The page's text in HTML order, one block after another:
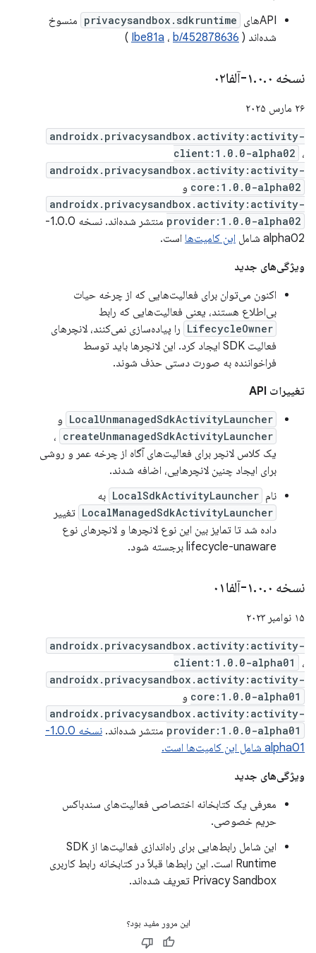
APIهای
privacysandbox.sdkruntime منسوخ
شده‌اند (
Ibe81a ، b/452878636
)
نسخه ۱ .۰.۰-آلفا۰۲
۲۶ مارس ۲۰۲۵
androidx.privacysandbox.activity:activity-
client:1.0.0-alpha02 ،
androidx.privacysandbox.activity:activity-
core:1.0.0-alpha02 و
androidx.privacysandbox.activity:activity-
provider:1.0.0-alpha02
منتشر شده‌اند. نسخه 1.0.0-
alpha02 شامل
این کامیت‌ها است.
ویژگی‌های جدید
اکنون می‌توان برای فعالیت‌هایی که از چرخه حیات
بی‌اطلاع هستند، یعنی فعالیت‌هایی که رابط
LifecycleOwner را پیاده‌سازی نمی‌کنند، لانچرهای
فعالیت SDK ایجاد کرد. این لانچرها باید توسط
فراخواننده به صورت دستی حذف شوند.
تغییرات API
LocalUnmanagedSdkActivityLauncher و
createUnmanagedSdkActivityLauncher ،
یک کلاس لانچر برای فعالیت‌های آگاه از چرخه عمر و روشی
برای ایجاد چنین لانچرهایی، اضافه شدند.
نام LocalSdkActivityLauncher به
LocalManagedSdkActivityLauncher تغییر
داده شد تا تمایز بین این نوع لانچرها و لانچرهای نوع
lifecycle-unaware برجسته شود.
نسخه ۱ .۰.۰-آلفا۰۱
۱۵ نوامبر ۲۰۲۳
androidx.privacysandbox.activity:activity-
client:1.0.0-alpha01
،
androidx.privacysandbox.activity:activity-
core:1.0.0-alpha01 و
androidx.privacysandbox.activity:activity-
provider:1.0.0-alpha01 منتشر شده‌اند.
نسخه 1.0.0-
alpha01 شامل این کامیت‌ها است.
ویژگی‌های جدید
معرفی یک کتابخانه اختصاصی فعالیت‌های سندباکس
حریم خصوصی.
این شامل رابط‌هایی برای راه‌اندازی فعالیت‌ها از SDK
Runtime است. این رابط‌ها قبلاً در کتابخانه رابط کاربری
Privacy Sandbox تعریف شده‌اند.
این مرور مفید بود؟